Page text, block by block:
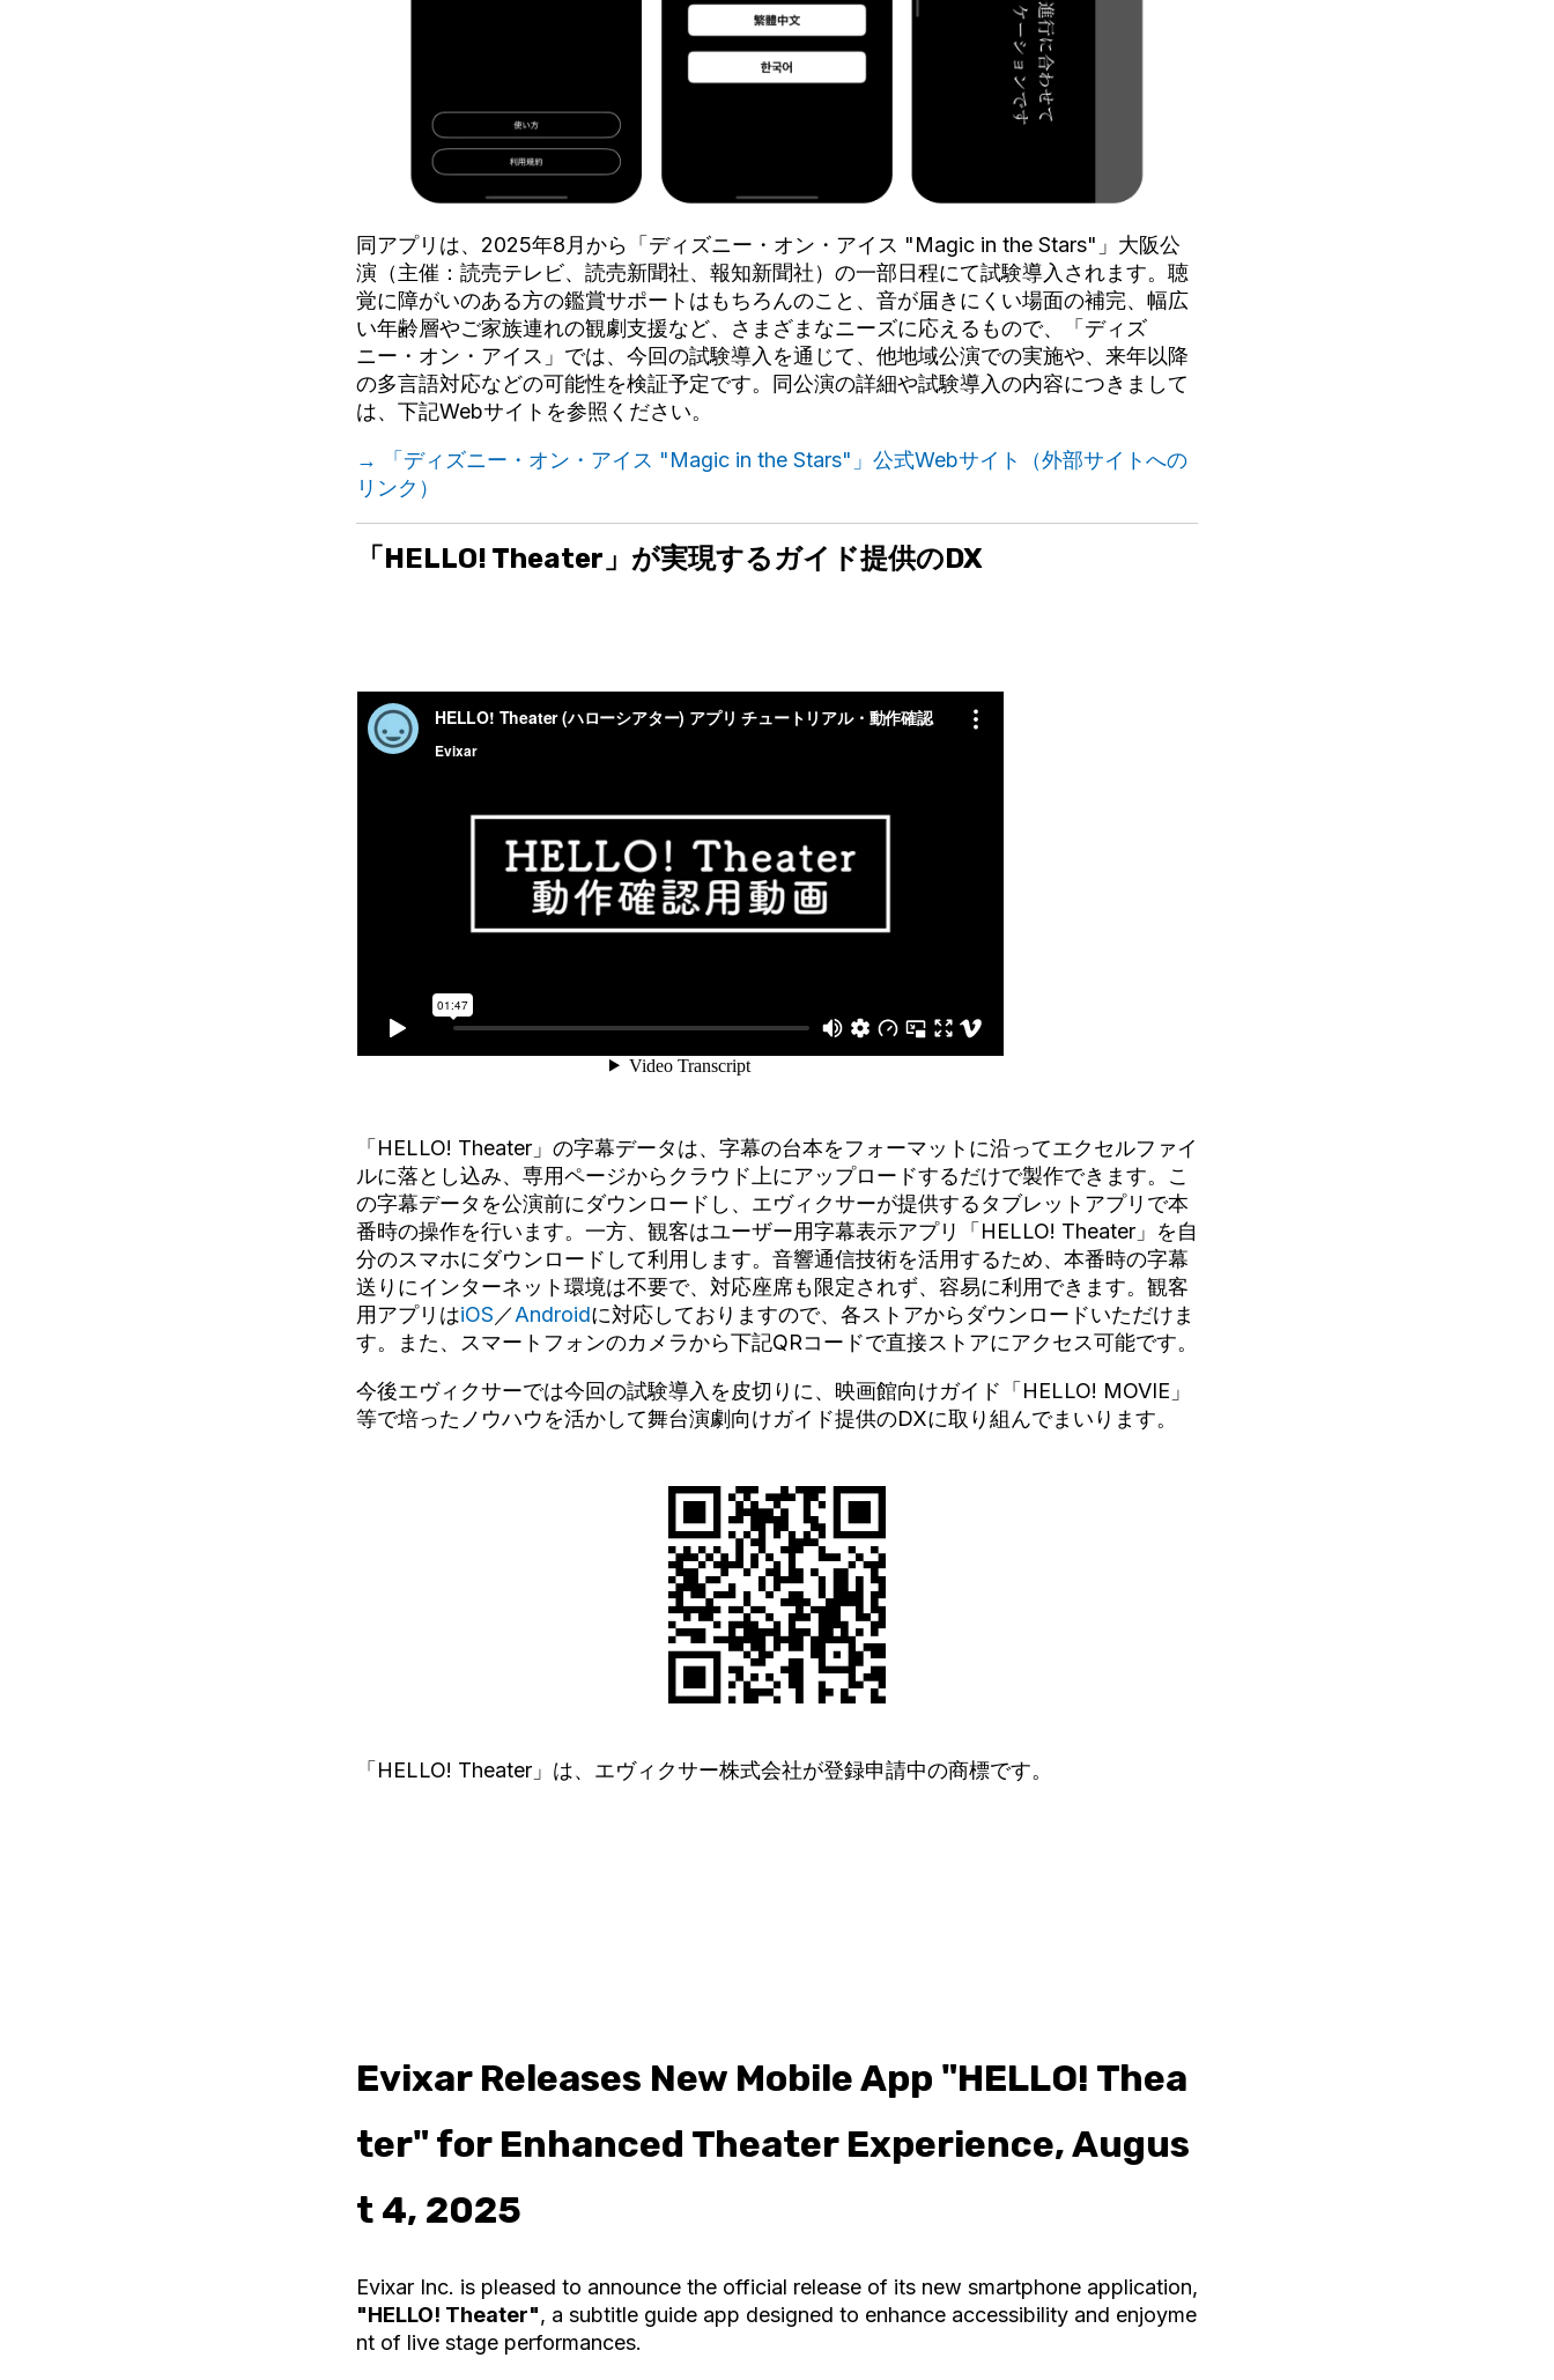
同アプリは、2025年8月から「ディズニー・オン・アイス "Magic in the Stars"」大阪公
演（主催：読売テレビ、読売新聞社、報知新聞社）の一部日程にて試験導入されます。聴
覚に障がいのある方の鑑賞サポートはもちろんのこと、音が届きにくい場面の補完、幅広
い年齢層やご家族連れの観劇支援など、さまざまなニーズに応えるもので、「ディズ
ニー・オン・アイス」では、今回の試験導入を通じて、他地域公演での実施や、来年以降
の多言語対応などの可能性を検証予定です。同公演の詳細や試験導入の内容につきまして
は、下記Webサイトを参照ください。
→ 「ディズニー・オン・アイス "Magic in the Stars"」公式Webサイト（外部サイトへの
リンク）
「HELLO! Theater」が実現するガイド提供のDX
「HELLO! Theater」の字幕データは、字幕の台本をフォーマットに沿ってエクセルファイ
ルに落とし込み、専用ページからクラウド上にアップロードするだけで製作できます。こ
の字幕データを公演前にダウンロードし、エヴィクサーが提供するタブレットアプリで本
番時の操作を行います。一方、観客はユーザー用字幕表示アプリ「HELLO! Theater」を自
分のスマホにダウンロードして利用します。音響通信技術を活用するため、本番時の字幕
送りにインターネット環境は不要で、対応座席も限定されず、容易に利用できます。観客
用アプリはiOS／Androidに対応しておりますので、各ストアからダウンロードいただけま
す。また、スマートフォンのカメラから下記QRコードで直接ストアにアクセス可能です。
今後エヴィクサーでは今回の試験導入を皮切りに、映画館向けガイド「HELLO! MOVIE」
等で培ったノウハウを活かして舞台演劇向けガイド提供のDXに取り組んでまいります。
「HELLO! Theater」は、エヴィクサー株式会社が登録申請中の商標です。
Evixar Releases New Mobile App "HELLO! Thea
ter" for Enhanced Theater Experience, Augus
t 4, 2025
Evixar Inc. is pleased to announce the official release of its new smartphone application,
"HELLO! Theater", a subtitle guide app designed to enhance accessibility and enjoyme
nt of live stage performances.